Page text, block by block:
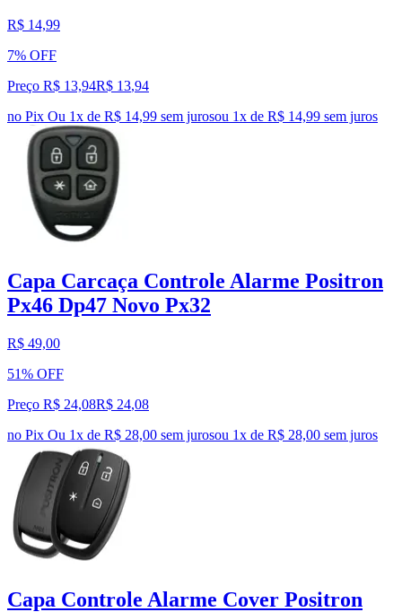
R$ 14,99
7% OFF
Preço R$ 13,94R$ 13,94
no Pix Ou 1x de R$ 14,99 sem jurosou 1x de R$ 14,99 sem juros
Capa Carcaça Controle Alarme Positron
Px46 Dp47 Novo Px32
R$ 49,00
51% OFF
Preço R$ 24,08R$ 24,08
no Pix Ou 1x de R$ 28,00 sem jurosou 1x de R$ 28,00 sem juros
Capa Controle Alarme Cover Positron